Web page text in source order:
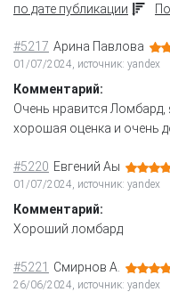
по дате публикации
#5217 Арина Павлова
01/07/2024, источник: yandex
Комментарий:
Очень нравится
хорошая оценка и очень
#5220 Евгений Аы
01/07/2024, источник: yandex
Комментарий:
Хороший ломбард
#5221 Смирнов А.
26/06/2024, источник: yandex